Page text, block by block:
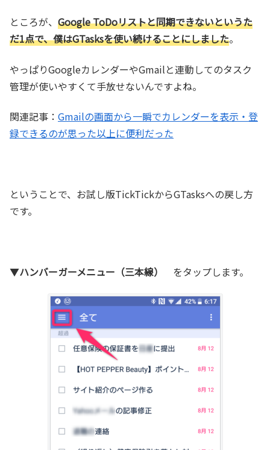
ところが、 Google ToDoリストと同期できないというた
だ1点で、僕はGTasksを使い続けることにしました。
やっぱりGoogleカレンダーやGmailと連動してのタスク
管理が使いやすくて手放せないんですよね。
関連記事： Gmailの画面から一瞬でカレンダーを表示・登
録できるのが思った以上に便利だった
ということで、お試し版TickTickからGTasksへの戻し方
です。
▼ハンバーガーメニュー（三本線） をタップします。